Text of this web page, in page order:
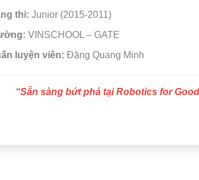
thi: Junior (2015-2011)
VINSCHOOL – GATE
luyện viên: Đặng Quang Minh
“Sẵn sàng bứt phá tại Robotics for